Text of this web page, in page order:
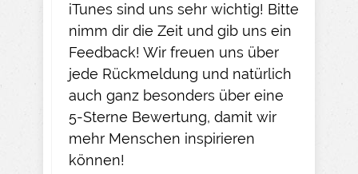
iTunes sind uns sehr wichtig! Bitte
nimm dir die Zeit und gib uns ein
Feedback! Wir freuen uns über
jede Rückmeldung und natürlich
auch ganz besonders über eine
5-Sterne Bewertung, damit wir
mehr Menschen inspirieren
können!